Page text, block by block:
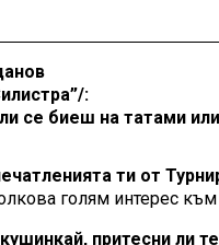
:
се биеш на татами или
ти от
голям интерес към
притесни ли